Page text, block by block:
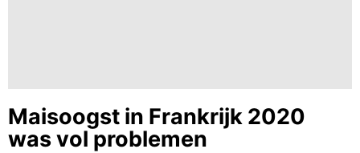
Maisoogst in Frankrijk 2020
was vol problemen